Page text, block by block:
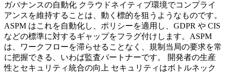
ガバナンスの自動化 クラウドネイティブ環境でコンプライ
アンスを維持することは、動く標的を狙うようなものです。
ASPM はこれを自動化し、ポリシーを適用し、GDPR や CIS
などの標準に対するギャップをフラグ付けします。ASPM
は、ワークフローを滞らせることなく、規制当局の要求を常
に把握できる、いわば監査パートナーです。 開発者の生産
性とセキュリティ統合の向上 セキュリティはボトルネック